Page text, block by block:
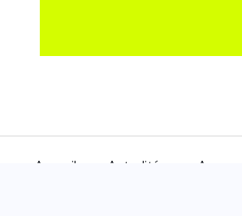
Accueil Actualités A propos